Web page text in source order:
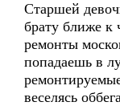
Старшей
брату ближе к
ремонты
попадаешь в
веселясь